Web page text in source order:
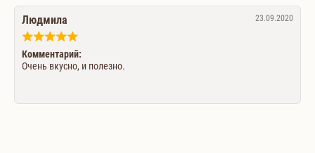
23.09.2020
Людмила
Комментарий:
Очень вкусно, и полезно.